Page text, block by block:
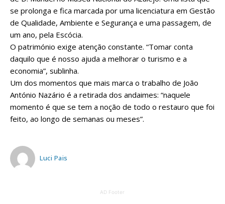
se prolonga e fica marcada por uma licenciatura em Gestão
de Qualidade, Ambiente e Segurança e uma passagem, de
um ano, pela Escócia.
O património exige atenção constante. “Tomar conta
daquilo que é nosso ajuda a melhorar o turismo e a
economia”, sublinha.
Um dos momentos que mais marca o trabalho de João
António Nazário é a retirada dos andaimes: “naquele
momento é que se tem a noção de todo o restauro que foi
feito, ao longo de semanas ou meses”.
Luci Pais
AD Footer